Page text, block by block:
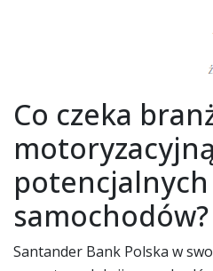
Co czeka
samochodów?
Santander Bank Polska w